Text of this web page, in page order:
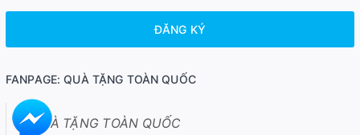
ĐĂNG KÝ
FANPAGE: QUÀ TẶNG TOÀN QUỐC
QUÀ TẶNG TOÀN QUỐC